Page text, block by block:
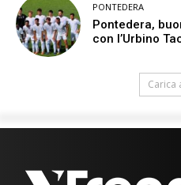
PONTEDERA
Pontedera,
con l’Urbino
Carica